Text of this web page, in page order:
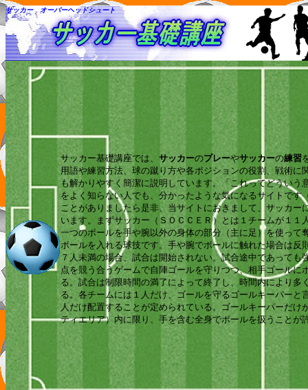
サッカー オーバーヘッドシュート
サッカー基礎講座では、 サッカーのプレーやサッカーの練習
用語や練習方法、球の蹴り方や各ポジションの役割、戦術に
も解かりやすく簡潔に説明しています。「これってどうい
をよく知らない人でも、分かったような気になるサイトです
ことがありましたら是非、当サイトにおきまして、サッカー
います。まずサッカー（ＳＯＣＣＥＲ）とは１チームが１１
一つのボールを手や腕以外の身体の部分（主に足）を使って
ボールを入れる球技です。手や腕でボールに触れた場合は反
７人未満の場合、試合は開始されない。試合途中であっても
点を競う合うゲームで自陣ゴールを守りつつ、相手ゴールに
る。試合は制限時間の満了によって終了し、時間内により多
る。各チームには１人だけ、ゴールを守るゴールキーパーと
人だけ配置することが定められている。ゴールキーパーだけ
ティエリア）内に限り、手を含む全身でボールを扱うことが